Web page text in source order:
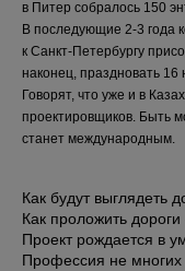
в Питер собралось 150
В последующие 2-3 года
к Санкт-Петербургу
наконец, праздновать 16
Говорят, что уже и в
проектировщиков. Быть
станет международным.
Как будут выглядеть
Как проложить
Проект рождается в
Профессия не многих